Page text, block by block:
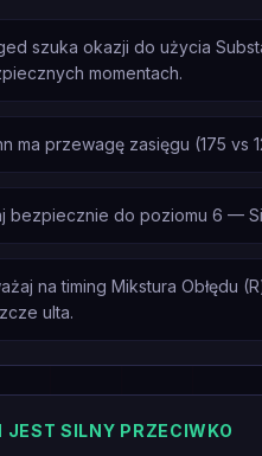
szuka okazji do użycia
momentach.
ma przewagę zasięgu (175
bezpiecznie do poziomu 6 —
na timing Mikstura Obłędu
ulta.
JEST SILNY PRZECIWKO